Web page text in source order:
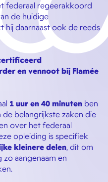
federaal regeerakkoord
de huidige
hij daarnaast ook de reeds
en vennoot bij Flamée
1 uur en 40 minuten ben
belangrijkste zaken die
over het federaal
opleiding is specifiek
kleinere delen, dit om
aangenaam en